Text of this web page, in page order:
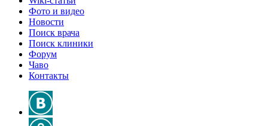
Фото и видео
Новости
Поиск врача
Поиск клиники
Форум
Чаво
Контакты